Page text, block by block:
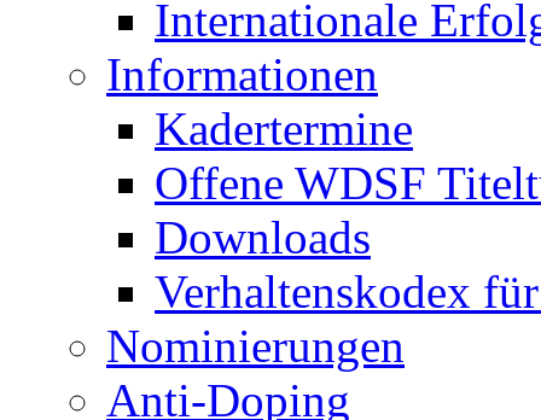
Internationale
Informationen
Kadertermine
Offene WDSF
Downloads
Verhaltenskodex
Nominierungen
Anti-Doping